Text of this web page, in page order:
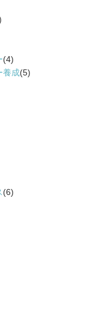
(4)
養成(5)
(6)